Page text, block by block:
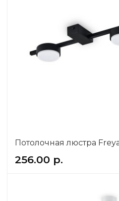
Потолочная люстра
256.00 р.